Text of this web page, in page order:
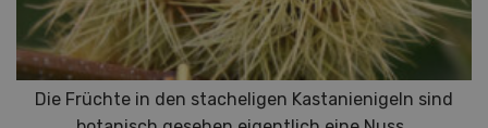
Die Früchte in den stacheligen Kastanienigeln sind